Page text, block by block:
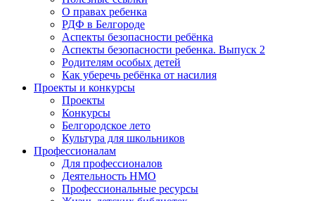
О правах ребенка
РДФ в Белгороде
Аспекты безопасности ребёнка
Аспекты безопасности ребенка. Выпуск 2
Родителям особых детей
Как уберечь ребёнка от насилия
Проекты и конкурсы
Проекты
Конкурсы
Белгородское лето
Культура для школьников
Профессионалам
Для профессионалов
Деятельность НМО
Профессиональные ресурсы